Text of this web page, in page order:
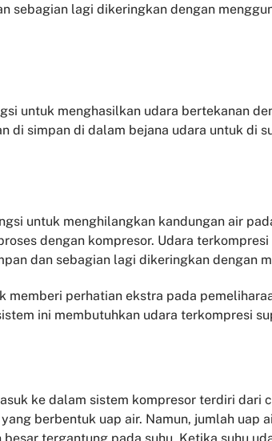
sebagian lagi dikeringkan dengan
untuk menghasilkan udara bertekanan
di simpan di dalam bejana udara untuk di
untuk menghilangkan kandungan air
dengan kompresor. Udara
dan sebagian lagi dikeringkan dengan
memberi perhatian ekstra pada
ini membutuhkan udara terkompresi
ke dalam sistem kompresor terdiri dari
berbentuk uap air. Namun, jumlah uap